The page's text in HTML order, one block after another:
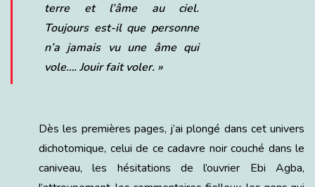
terre et l’âme au ciel.
Toujours est-il que personne
n’a jamais vu une âme qui
vole…. Jouir fait voler. »
Dès les premières pages, j’ai plongé dans cet univers
dichotomique, celui de ce cadavre noir couché dans le
caniveau, les hésitations de l’ouvrier Ebi Agba,